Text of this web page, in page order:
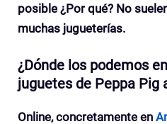
posible ¿Por qué? No
muchas jugueterías.
¿Dónde los podemos
juguetes de Peppa Pig
Online, concretamente en